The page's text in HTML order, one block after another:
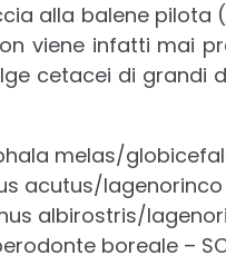
alla balene pilota
viene infatti mai
cetacei di grandi
melas/globicefalo
acutus/lagenorinco
albirostris/
boreale –